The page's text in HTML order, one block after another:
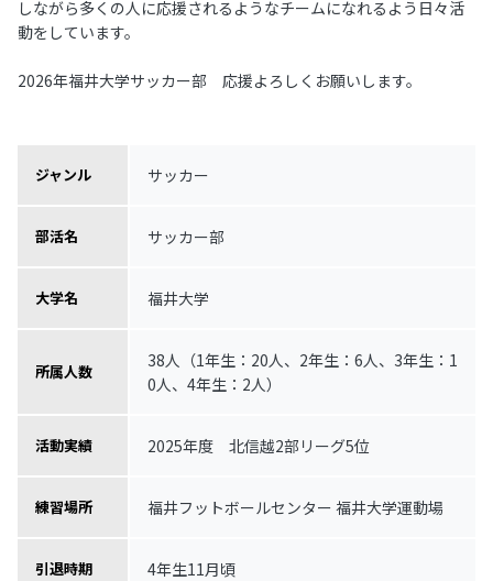
しながら多くの人に応援されるようなチームになれるよう日々活
動をしています。
2026年福井大学サッカー部 応援よろしくお願いします。
ジャンル サッカー
部活名 サッカー部
大学名 福井大学
所属人数
38人（1年生：20人、2年生：6人、3年生：1
0人、4年生：2人）
活動実績 2025年度 北信越2部リーグ5位
練習場所 福井フットボールセンター 福井大学運動場
引退時期 4年生11月頃